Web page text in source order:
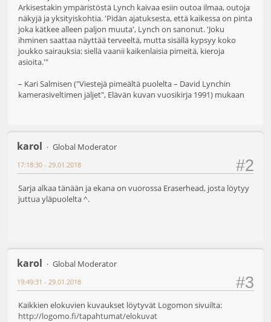
Arkisestakin ympäristöstä Lynch kaivaa esiin outoa ilmaa, outoja
näkyjä ja yksityiskohtia. 'Pidän ajatuksesta, että kaikessa on pinta
joka kätkee alleen paljon muuta', Lynch on sanonut. 'Joku
ihminen saattaa näyttää terveeltä, mutta sisällä kypsyy koko
joukko sairauksia: siellä vaanii kaikenlaisia pimeitä, kieroja
asioita.'"
– Kari Salmisen ("Viestejä pimeältä puolelta – David Lynchin
kamerasiveltimen jäljet", Elävän kuvan vuosikirja 1991) mukaan
karol Global Moderator
#2
17:18:30 - 29.01.2018
Sarja alkaa tänään ja ekana on vuorossa Eraserhead, josta löytyy
juttua yläpuolelta ^.
karol Global Moderator
#3
19:49:31 - 29.01.2018
Kaikkien elokuvien kuvaukset löytyvät Logomon sivuilta:
http://logomo.fi/tapahtumat/elokuvat